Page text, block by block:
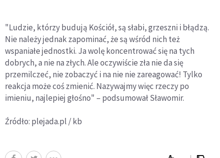
"Ludzie, którzy budują Kościół, są słabi, grzeszni i błądzą.
Nie należy jednak zapominać, że są wśród nich też
wspaniałe jednostki. Ja wolę koncentrować się na tych
dobrych, a nie na złych. Ale oczywiście zła nie da się
przemilczeć, nie zobaczyć i na nie nie zareagować! Tylko
reakcja może coś zmienić. Nazywajmy więc rzeczy po
imieniu, najlepiej głośno" – podsumował Sławomir.
Źródło: plejada.pl / kb